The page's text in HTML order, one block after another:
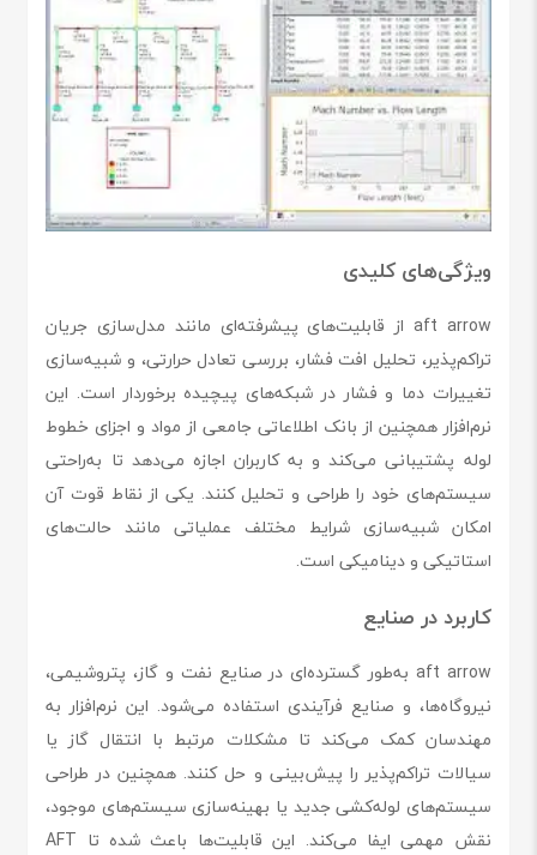
ویژگی‌های کلیدی
aft arrow از قابلیت‌های پیشرفته‌ای مانند مدل‌سازی جریان
تراکم‌پذیر، تحلیل افت فشار، بررسی تعادل حرارتی، و شبیه‌سازی
تغییرات دما و فشار در شبکه‌های پیچیده برخوردار است. این
نرم‌افزار همچنین از بانک اطلاعاتی جامعی از مواد و اجزای خطوط
لوله پشتیبانی می‌کند و به کاربران اجازه می‌دهد تا به‌راحتی
سیستم‌های خود را طراحی و تحلیل کنند. یکی از نقاط قوت آن
امکان شبیه‌سازی شرایط مختلف عملیاتی مانند حالت‌های
استاتیکی و دینامیکی است.
کاربرد در صنایع
aft arrow به‌طور گسترده‌ای در صنایع نفت و گاز، پتروشیمی،
نیروگاه‌ها، و صنایع فرآیندی استفاده می‌شود. این نرم‌افزار به
مهندسان کمک می‌کند تا مشکلات مرتبط با انتقال گاز یا
سیالات تراکم‌پذیر را پیش‌بینی و حل کنند. همچنین در طراحی
سیستم‌های لوله‌کشی جدید یا بهینه‌سازی سیستم‌های موجود،
نقش مهمی ایفا می‌کند. این قابلیت‌ها باعث شده تا AFT